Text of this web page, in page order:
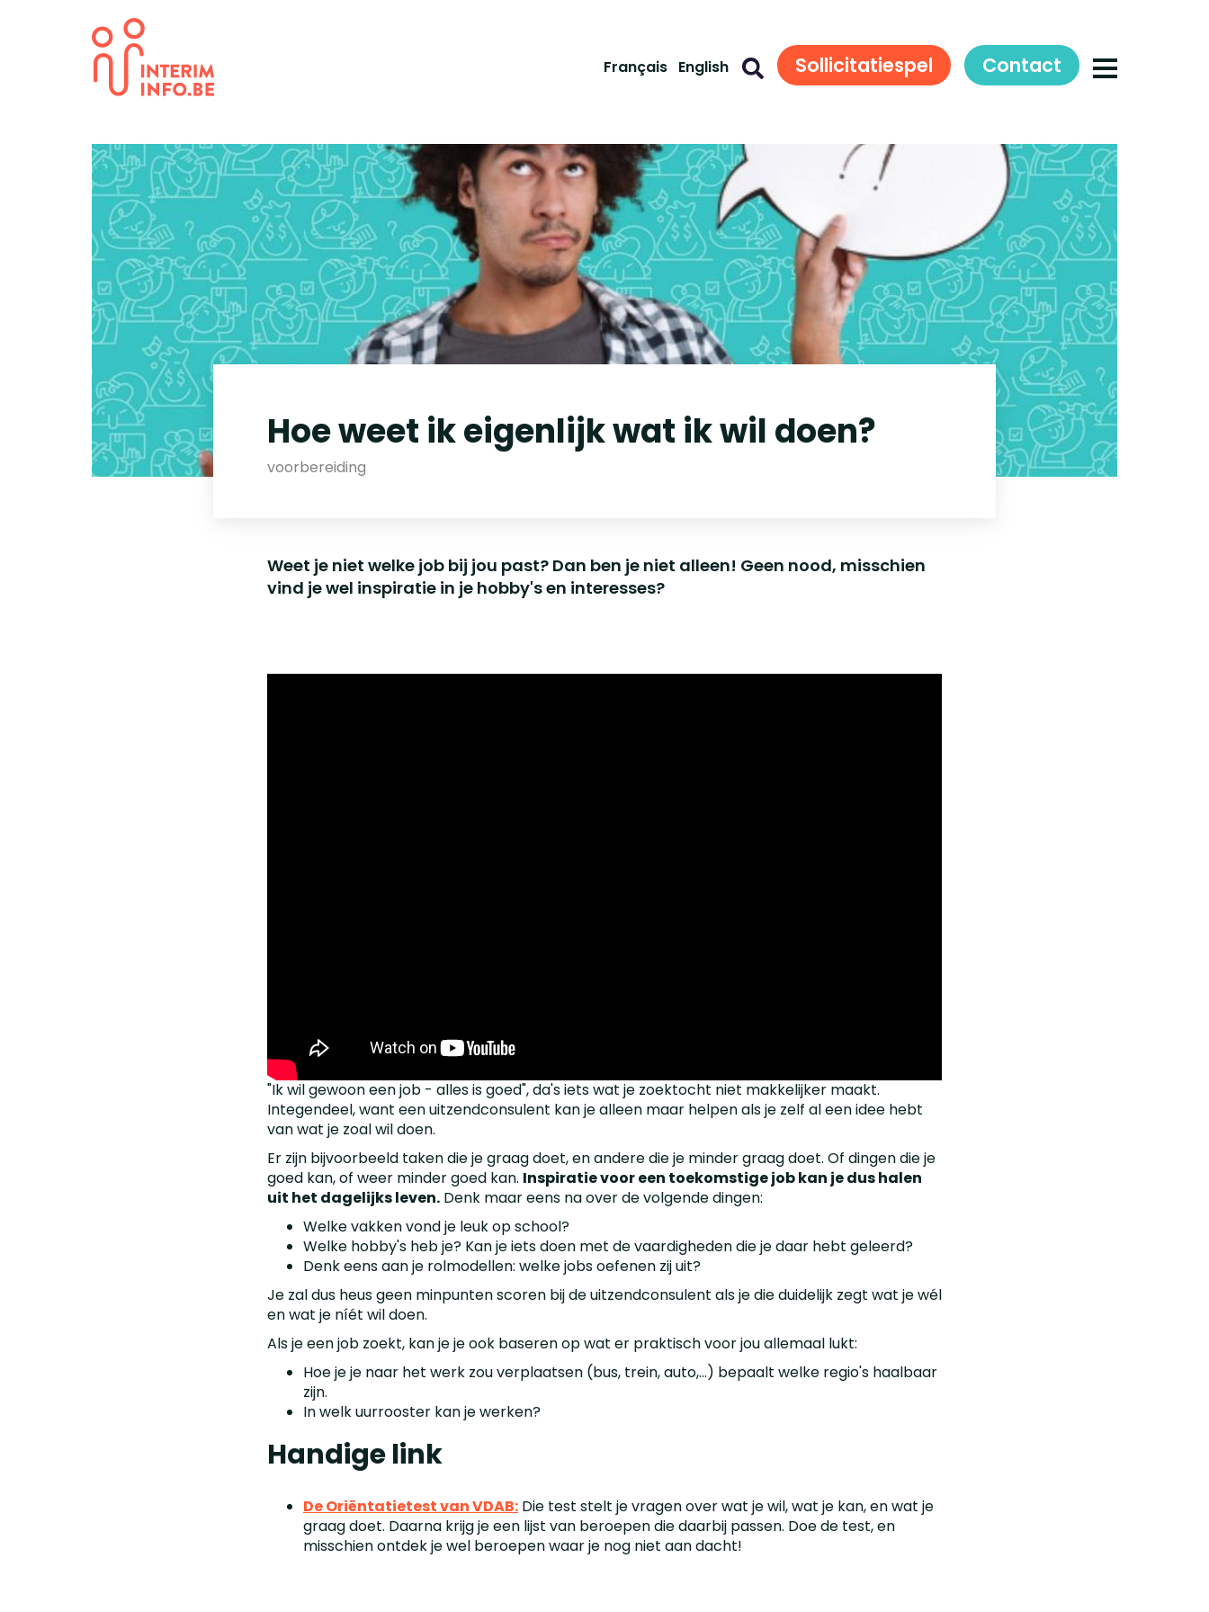
Français English Sollicitatiespel Contact
Hoe weet ik eigenlijk wat ik wil doen?
voorbereiding
Weet je niet welke job bij jou past? Dan ben je niet alleen! Geen nood, misschien
vind je wel inspiratie in je hobby's en interesses?
"Ik wil gewoon een job - alles is goed", da's iets wat je zoektocht niet makkelijker maakt.
Integendeel, want een uitzendconsulent kan je alleen maar helpen als je zelf al een idee hebt
van wat je zoal wil doen.
Er zijn bijvoorbeeld taken die je graag doet, en andere die je minder graag doet. Of dingen die je
goed kan, of weer minder goed kan. Inspiratie voor een toekomstige job kan je dus halen
uit het dagelijks leven. Denk maar eens na over de volgende dingen:
Welke vakken vond je leuk op school?
Welke hobby's heb je? Kan je iets doen met de vaardigheden die je daar hebt geleerd?
Denk eens aan je rolmodellen: welke jobs oefenen zij uit?
Je zal dus heus geen minpunten scoren bij de uitzendconsulent als je die duidelijk zegt wat je wél
en wat je níét wil doen.
Als je een job zoekt, kan je je ook baseren op wat er praktisch voor jou allemaal lukt:
Hoe je je naar het werk zou verplaatsen (bus, trein, auto,...) bepaalt welke regio's haalbaar
zijn.
In welk uurrooster kan je werken?
Handige link
De Oriëntatietest van VDAB: Die test stelt je vragen over wat je wil, wat je kan, en wat je
graag doet. Daarna krijg je een lijst van beroepen die daarbij passen. Doe de test, en
misschien ontdek je wel beroepen waar je nog niet aan dacht!